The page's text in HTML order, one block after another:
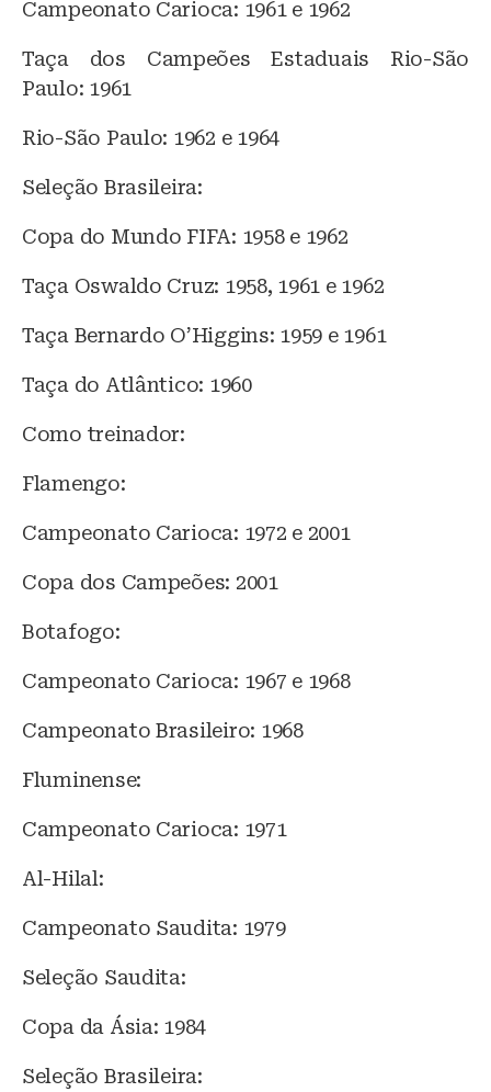
Campeonato Carioca: 1961 e 1962
Taça dos Campeões Estaduais Rio-São
Paulo: 1961
Rio-São Paulo: 1962 e 1964
Seleção Brasileira:
Copa do Mundo FIFA: 1958 e 1962
Taça Oswaldo Cruz: 1958, 1961 e 1962
Taça Bernardo O’Higgins: 1959 e 1961
Taça do Atlântico: 1960
Como treinador:
Flamengo:
Campeonato Carioca: 1972 e 2001
Copa dos Campeões: 2001
Botafogo:
Campeonato Carioca: 1967 e 1968
Campeonato Brasileiro: 1968
Fluminense:
Campeonato Carioca: 1971
Al-Hilal:
Campeonato Saudita: 1979
Seleção Saudita:
Copa da Ásia: 1984
Seleção Brasileira: